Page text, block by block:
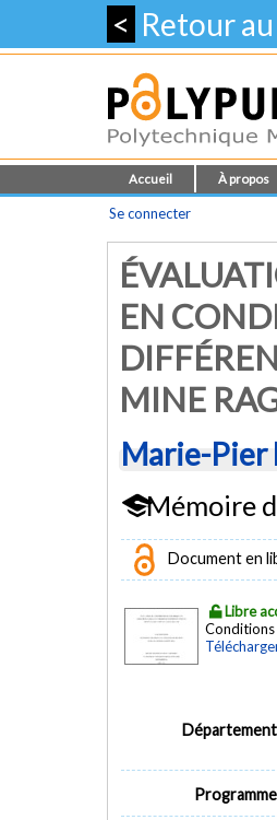
< Retour
Accueil À propos
Se connecter
EN
MINE
Marie-Pier
Mémoire
Document en
Libre